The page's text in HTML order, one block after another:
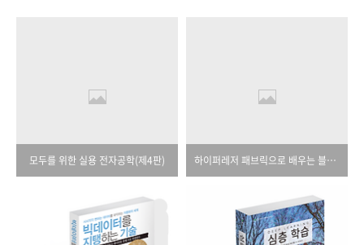
모두를 위한 실용 전자공학(제4판) 하이퍼레저 패브릭으로 배우는 블록체인